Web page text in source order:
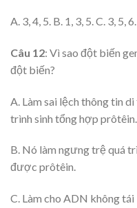
A. 3, 4, 5. B. 1, 3, 5. C. 3, 5,
Câu 12: Vì sao đột biến
đột biến?
A. Làm sai lệch thông tin
trình sinh tổng hợp prôtêin.
B. Nó làm ngưng trệ quá
được prôtêin.
C. Làm cho ADN không